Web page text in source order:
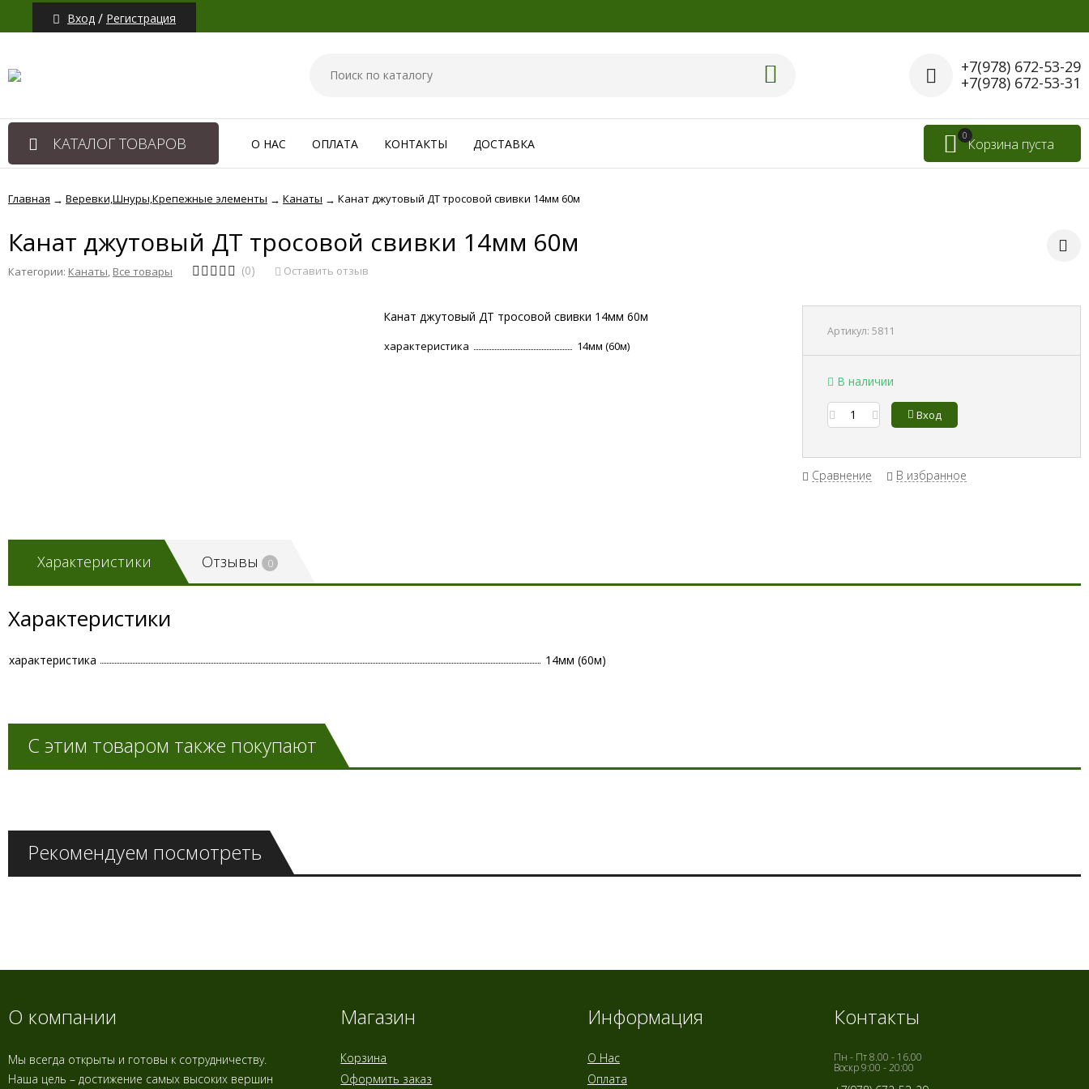
Вход / Регистрация
+7(978) 672-53-29
+7(978) 672-53-31
КАТАЛОГ ТОВАРОВ Корзина пуста
0
О НАС ОПЛАТА КОНТАКТЫ ДОСТАВКА
Главная → Веревки,Шнуры,Крепежные элементы → Канаты → Канат джутовый ДТ тросовой свивки 14мм 60м
Канат джутовый ДТ тросовой свивки 14мм 60м
Категории: Канаты Все товары (0) Оставить отзыв
Артикул: 5811
В наличии
Вход
Сравнение В избранное
Канат джутовый ДТ тросовой свивки 14мм 60м
характеристика 14мм (60м)
Характеристики Отзывы 0
Характеристики
характеристика 14мм (60м)
С этим товаром также покупают
Рекомендуем посмотреть
О компании
Мы всегда открыты и готовы к сотрудничеству.
Наша цель – достижение самых высоких вершин
Магазин
Корзина
Оформить заказ
Информация
О Нас
Оплата
Контакты
Пн - Пт 8.00 - 16.00
Воскр 9:00 - 20:00